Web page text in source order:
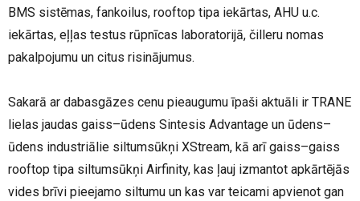
BMS sistēmas, fankoilus, rooftop tipa iekārtas, AHU u.c.
iekārtas, eļļas testus rūpnīcas laboratorijā, čilleru nomas
pakalpojumu un citus risinājumus.
Sakarā ar dabasgāzes cenu pieaugumu īpaši aktuāli ir TRANE
lielas jaudas gaiss–ūdens Sintesis Advantage un ūdens–
ūdens industriālie siltumsūkņi XStream, kā arī gaiss–gaiss
rooftop tipa siltumsūkņi Airfinity, kas ļauj izmantot apkārtējās
vides brīvi pieejamo siltumu un kas var teicami apvienot gan